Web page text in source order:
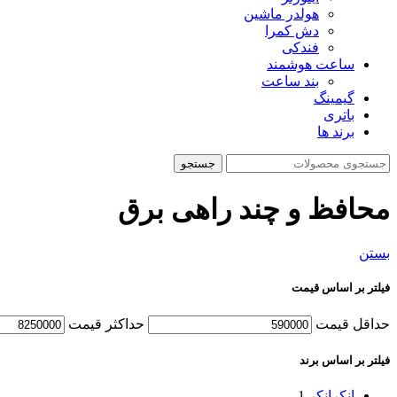
هولدر ماشین
دش کمرا
فندکی
ساعت هوشمند
بند ساعت
گیمینگ
باتری
برند ها
جستجو
محافظ و چند راهی برق
بستن
فیلتر بر اساس قیمت
حداقل قیمت حداكثر قيمت
فیلتر بر اساس برند